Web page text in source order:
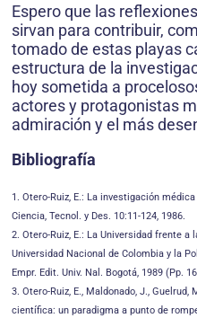
Espero que las
sirvan para contribuir,
tomado de estas playas
estructura de la
hoy sometida a
actores y protagonistas
admiración y el más
Bibliografía
1. Otero-Ruiz, E.: La investigación
Ciencia, Tecnol. y Des. 10:11-124, 1986.
2. Otero-Ruiz, E.: La Universidad frente
Universidad Nacional de Colombia y la
Empr. Edit. Univ. Nal. Bogotá, 1989 (Pp.
3. Otero-Ruiz, E., Maldonado, J.,
científica: un paradigma a punto de